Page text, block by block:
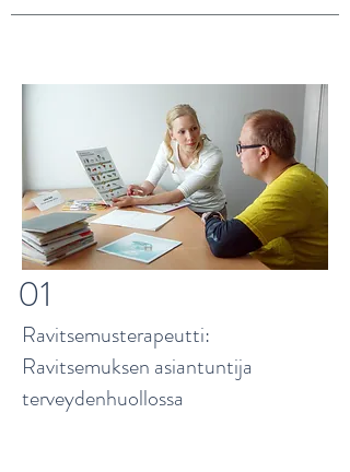
01
Ravitsemusterapeutti:
Ravitsemuksen asiantuntija
terveydenhuollossa